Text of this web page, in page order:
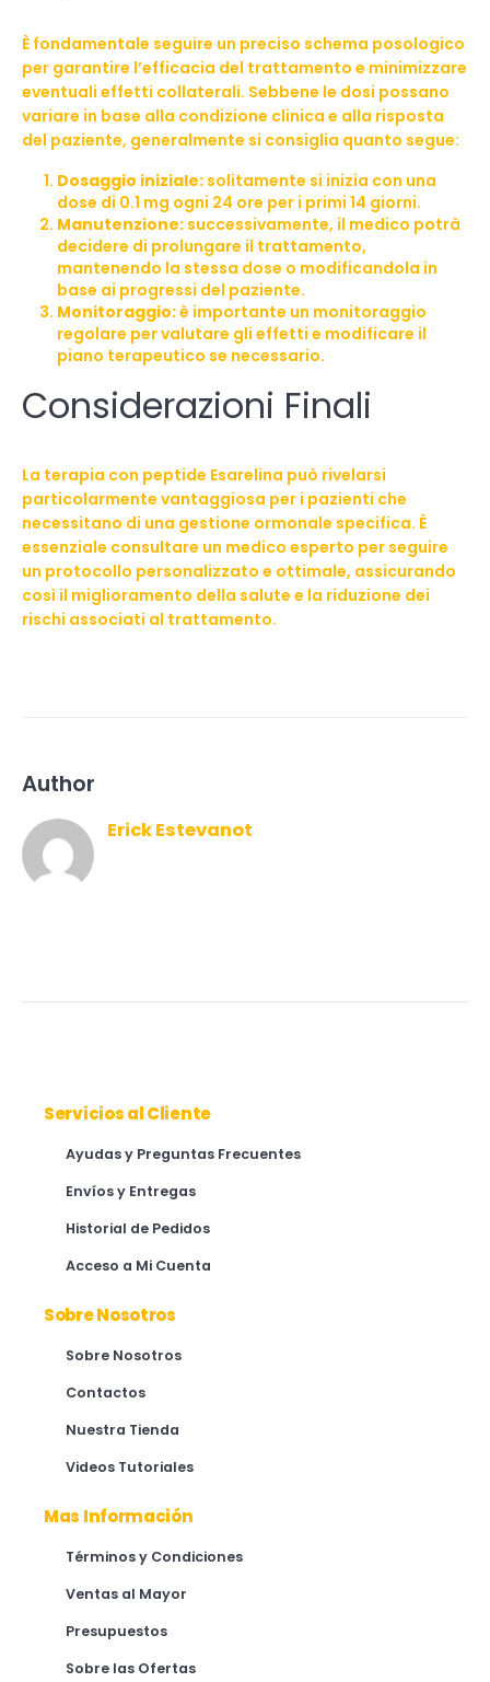
È fondamentale seguire un preciso schema posologico
per garantire l’efficacia del trattamento e minimizzare
eventuali effetti collaterali. Sebbene le dosi possano
variare in base alla condizione clinica e alla risposta
del paziente, generalmente si consiglia quanto segue:
Dosaggio iniziale: solitamente si inizia con una
dose di 0.1 mg ogni 24 ore per i primi 14 giorni.
Manutenzione: successivamente, il medico potrà
decidere di prolungare il trattamento,
mantenendo la stessa dose o modificandola in
base ai progressi del paziente.
Monitoraggio:è importante un monitoraggio
regolare per valutare gli effetti e modificare il
piano terapeutico se necessario.
Considerazioni Finali
La terapia con peptide Esarelina può rivelarsi
particolarmente vantaggiosa per i pazienti che
necessitano di una gestione ormonale specifica. È
essenziale consultare un medico esperto per seguire
un protocollo personalizzato e ottimale, assicurando
così il miglioramento della salute e la riduzione dei
rischi associati al trattamento.
Author
Erick Estevanot
Servicios al Cliente
Ayudas y Preguntas Frecuentes
Envíos y Entregas
Historial de Pedidos
Acceso a Mi Cuenta
Sobre Nosotros
Sobre Nosotros
Contactos
Nuestra Tienda
Videos Tutoriales
Mas Información
Términos y Condiciones
Ventas al Mayor
Presupuestos
Sobre las Ofertas